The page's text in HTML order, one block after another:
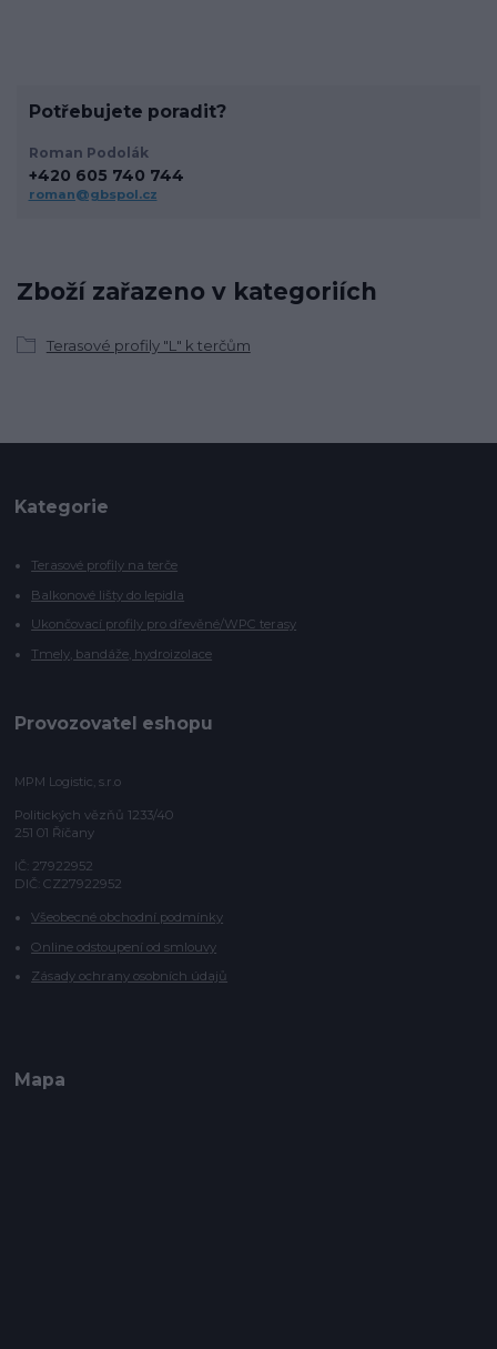
Zboží zařazeno v kategoriích
Terasové profily "L" k terčům
Potřebujete poradit?
Roman Podolák
+420 605 740 744
roman@gbspol.cz
Kategorie
Terasové profily na terče
Balkonové lišty do lepidla
Ukončovací profily pro dřevěné/WPC terasy
Tmely, bandáže, hydroizolace
Provozovatel eshopu
MPM Logistic, s.r.o
Politických vězňů 1233/40
251 01 Říčany
IČ: 27922952
DIČ: CZ27922952
Všeobecné obchodní podmínky
Online odstoupení od smlouvy
Zásady ochrany osobních údajů
Mapa